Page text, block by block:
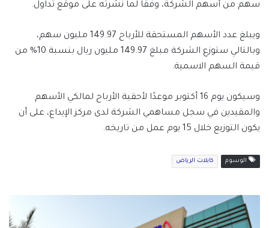
سهم من أسهم الشركة، وفقًا لما نشرته على موقع تداول.
ويبلغ عدد الأسهم المستحقة للأرباح 149.97 مليون سهم،
وبالتالي ستوزع الشركة مبلغ 149.97 مليون ريال بنسبة 10% من
قيمة السهم الاسمية.
وسيكون يوم 16 أكتوبر موعدًا لأحقية الأرباح لمالكي الأسهم
والمقيدين في سجل مساهمي الشركة لدى مركز الإيداع، على أن
يكون التوزيع خلال 15 يوم عمل من تاريخه.
الوسوم كابلات الرياض